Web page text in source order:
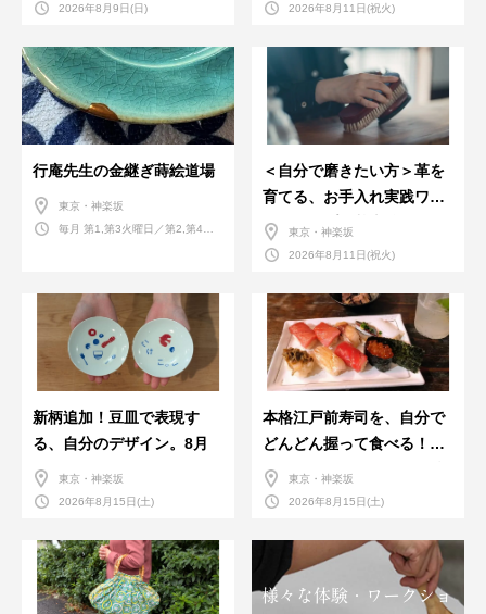
2026年8月9日(日)
2026年8月11日(祝火)
行庵先生の金継ぎ蒔絵道場
東京・神楽坂
毎月 第1,第3火曜日／第2,第4火
＜自分で磨きたい方＞革を
育てる、お手入れ実践ワー
クショップ。基本編！
東京・神楽坂
2026年8月11日(祝火)
新柄追加！豆皿で表現す
る、自分のデザイン。8月
東京・神楽坂
2026年8月15日(土)
本格江戸前寿司を、自分で
どんどん握って食べる！職
人さんに教わる＜握りの練
習会＞８月
東京・神楽坂
2026年8月15日(土)
様々な体験・ワークショ